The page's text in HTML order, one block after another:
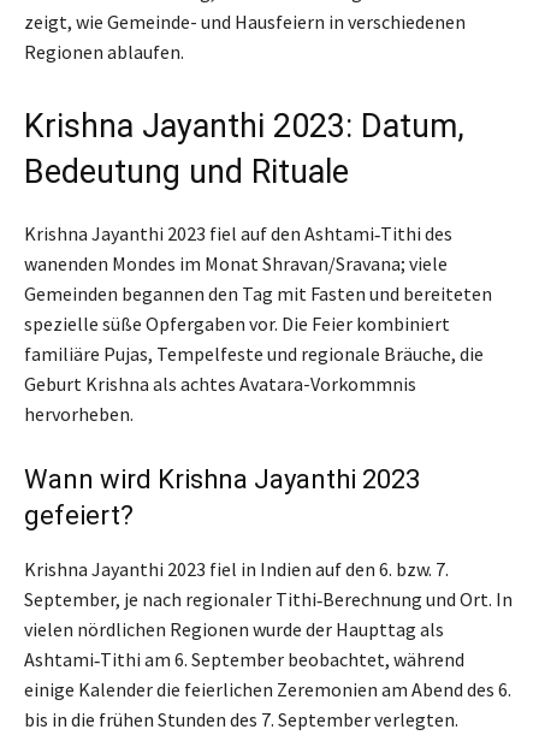
zeigt, wie Gemeinde- und Hausfeiern in verschiedenen
Regionen ablaufen.
Krishna Jayanthi 2023: Datum,
Bedeutung und Rituale
Krishna Jayanthi 2023 fiel auf den Ashtami‑Tithi des
wanenden Mondes im Monat Shravan/Sravana; viele
Gemeinden begannen den Tag mit Fasten und bereiteten
spezielle süße Opfergaben vor. Die Feier kombiniert
familiäre Pujas, Tempelfeste und regionale Bräuche, die
Geburt Krishna als achtes Avatara-Vorkommnis
hervorheben.
Wann wird Krishna Jayanthi 2023
gefeiert?
Krishna Jayanthi 2023 fiel in Indien auf den 6. bzw. 7.
September, je nach regionaler Tithi‑Berechnung und Ort. In
vielen nördlichen Regionen wurde der Haupttag als
Ashtami‑Tithi am 6. September beobachtet, während
einige Kalender die feierlichen Zeremonien am Abend des 6.
bis in die frühen Stunden des 7. September verlegten.